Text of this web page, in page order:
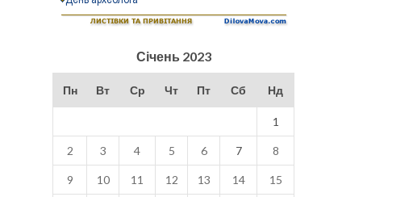
Січень 2023
Пн Вт Ср Чт Пт Сб Нд
1
2 3 4 5 6 7 8
9 10 11 12 13 14 15